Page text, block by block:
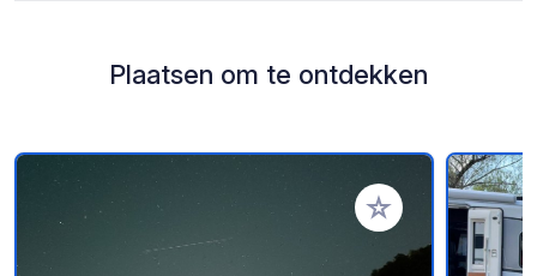
Plaatsen om te ontdekken
Voeg toe aan je